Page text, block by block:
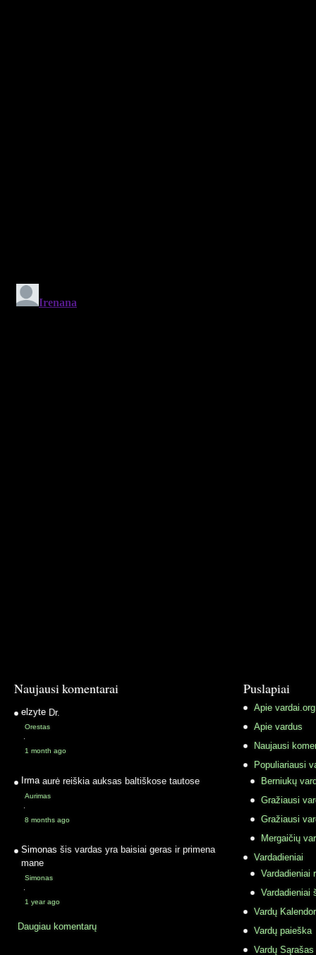
Naujausi komentarai
elzyte Dr.
Orestas
·
1 month ago
Irma aurė reiškia auksas baltiškose tautose
Aurimas
·
8 months ago
Simonas šis vardas yra baisiai geras ir primena
mane
Simonas
·
1 year ago
Daugiau komentarų
Puslapiai
Apie vardai.org
Apie vardus
Naujausi
Populiariausi
Berniukų
Gražiausi
Gražiausi
Mergaičių
Vardadieniai
Vardadieniai
Vardadieniai
Vardų
Vardų paieška
Vardų Sąrašas